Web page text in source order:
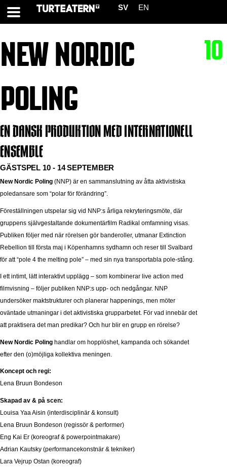
SV EN
NEW NORDIC
POLING
EN DANSK PRODUKTION MED INTERNATIONELL
ENSEMBLE
GÄSTSPEL 10 - 14 SEPTEMBER
New Nordic Poling (NNP) är en sammanslutning av åtta aktivistiska
poledansare som “polar för förändring”.
Föreställningen utspelar sig vid NNP:s årliga rekryteringsmöte, där
gruppens självgestaltande dokumentärfilm Radikal omfamning visas.
Publiken följer med när rörelsen gör banderoller, utmanar Extinction
Rebellion till första maj i Köpenhamns sydhamn och reser till Svalbard
för att “pole 4 the melting pole” – med sin nya transportabla pole-stång.
I ett intimt, lätt interaktivt upplägg – som kombinerar live action med
filmvisning – följer publiken NNP:s upp- och nedgångar. NNP
undersöker maktstrukturer och planerar happenings, men möter
oväntade utmaningar i det aktivistiska grupparbetet. För vad innebär det
att praktisera det man predikar? Och hur blir en grupp en rörelse?
New Nordic Poling handlar om hopplöshet, kampanda och sökandet
efter den (o)möjliga kollektiva meningen.
Koncept och regi:
Lena Bruun Bondeson
Skapad av & på scen:
Louisa Yaa Aisin (interdisciplinär & konsult)
Lena Bruun Bondeson (regissör & performer)
Eng Kai Er (koreograf & powerpointmakare)
Adrian Kautsky (performancekonstnär & tekniker)
Lara Vejrup Ostan (koreograf)